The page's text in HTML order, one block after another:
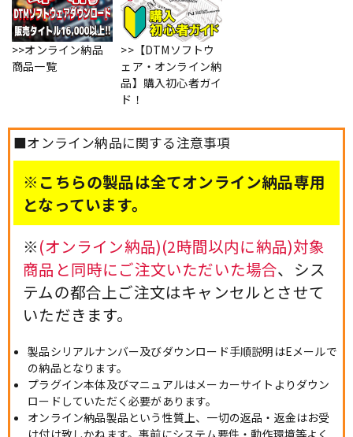
>>オンライン納品
商品一覧
>>【DTMソフトウ
ェア・オンライン納
品】購入初心者ガイ
ド！
■オンライン納品に関する注意事項
※こちらの製品は全てオンライン納品専用
となっています。
※(オンライン納品)(2時間以内に納品)対象
商品と同時にご注文いただいた場合、シス
テムの都合上ご注文はキャンセルとさせて
いただきます。
製品シリアルナンバー及びダウンロード手順説明はEメールで
の納品となります。
プラグイン本体及びマニュアルはメーカーサイトよりダウン
ロードしていただく必要があります。
オンライン納品製品という性質上、一切の返品・返金はお受
け付け致しかねます。事前にシステム要件・動作環境等よく